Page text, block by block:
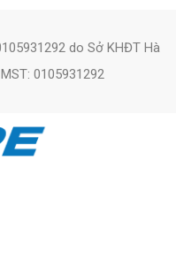
do Sở KHĐT Hà
0105931292